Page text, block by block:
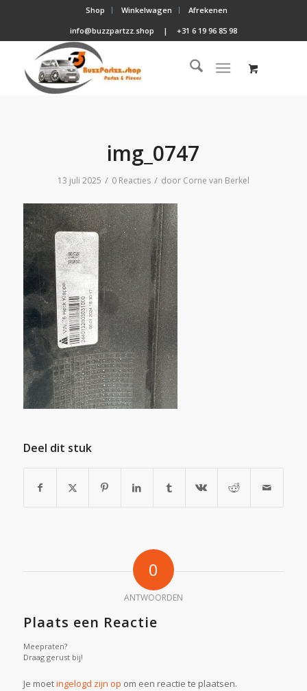
Shop Winkelwagen
Afrekenen
info@buzzpartzz.shop
| +31 6 19 96 85 98
img_0747
13 juli 2025 / 0 Reacties / door Corne van Berkel
Deel dit stuk
0
ANTWOORDEN
Plaats een Reactie
Meepraten?
Draag gerust bij!
Je moetingelogd zijn op om een reactie te plaatsen.